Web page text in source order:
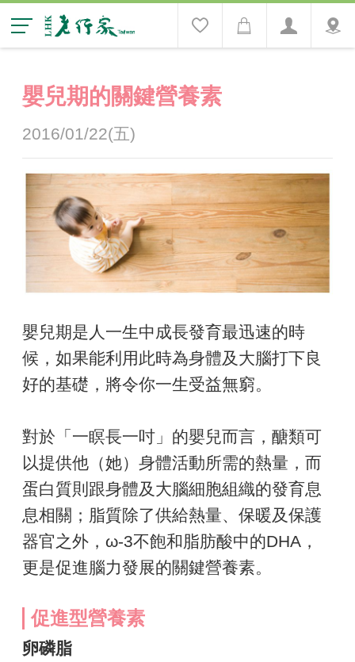
嬰兒期的關鍵營養素
2016/01/22(五)
嬰兒期是人一生中成長發育最迅速的時
候，如果能利用此時為身體及大腦打下良
好的基礎，將令你一生受益無窮。
對於「一瞑長一吋」的嬰兒而言，醣類可
以提供他（她）身體活動所需的熱量，而
蛋白質則跟身體及大腦細胞組織的發育息
息相關；脂質除了供給熱量、保暖及保護
器官之外，ω-3不飽和脂肪酸中的DHA，
更是促進腦力發展的關鍵營養素。
促進型營養素
卵磷脂